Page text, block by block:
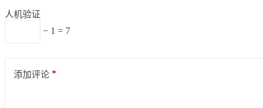
人机验证
− 1 = 7
添加评论 *